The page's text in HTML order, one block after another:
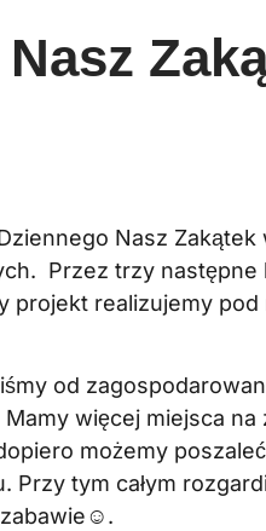
Nasz Zakątek
Przez trzy następne
projekt realizujemy
od
więcej miejsca na
możemy
Przy tym całym